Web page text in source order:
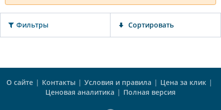
Фильтры Сортировать
О сайте | Контакты | Условия и правила | Цена за клик |
Ценовая аналитика | Полная версия